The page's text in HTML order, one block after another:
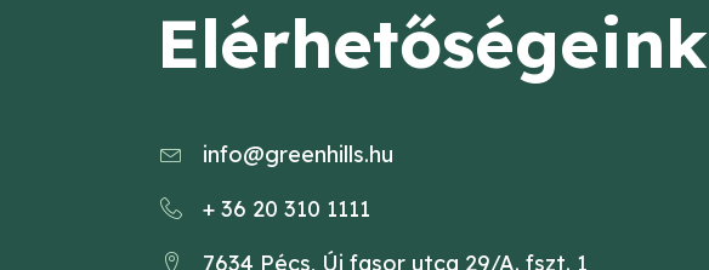
Elérhetőségeink
info@greenhills.hu
+ 36 20 310 1111
7634 Pécs, Új fasor utca 29/A. fszt. 1